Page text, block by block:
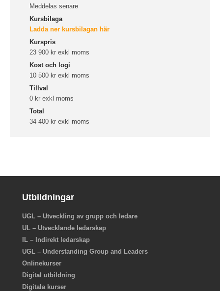
Meddelas senare
Kursbilaga
Ladda ner kursbilagan här
Kurspris
23 900 kr exkl moms
Kost och logi
10 500 kr exkl moms
Tillval
0 kr exkl moms
Total
34 400 kr exkl moms
Utbildningar
UGL – Utveckling av grupp och ledare
UL – Utvecklande ledarskap
IL – Indirekt ledarskap
UGL – Understanding Group and Leaders
Onlinekurser
Digital utbildning
Digitala kurser